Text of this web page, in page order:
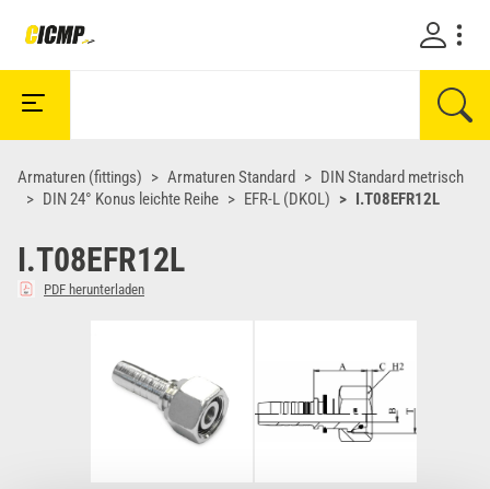
Armaturen (fittings) Armaturen Standard
DIN Standard metrisch
DIN 24° Konus leichte Reihe
EFR-L (DKOL) I.T08EFR12L
I.T08EFR12L
PDF herunterladen